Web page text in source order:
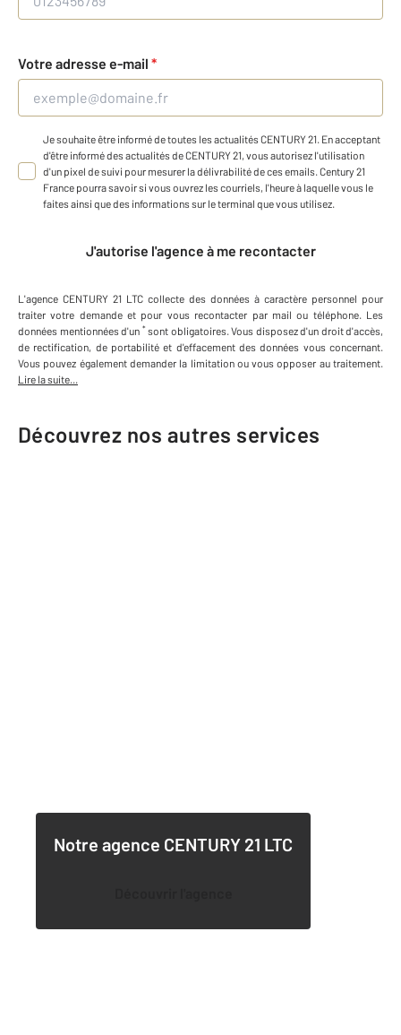
Votre adresse e-mail *
Je souhaite être informé de toutes les actualités CENTURY 21. En acceptant
d'être informé des actualités de CENTURY 21, vous autorisez l'utilisation
d'un pixel de suivi pour mesurer la délivrabilité de ces emails. Century 21
France pourra savoir si vous ouvrez les courriels, l'heure à laquelle vous le
faites ainsi que des informations sur le terminal que vous utilisez.
J'autorise l'agence à me recontacter
L'agence CENTURY 21 LTC collecte des données à caractère personnel pour
traiter votre demande et pour vous recontacter par mail ou téléphone. Les
données mentionnées d'un * sont obligatoires. Vous disposez d'un droit d'accès,
de rectification, de portabilité et d'effacement des données vous concernant.
Vous pouvez également demander la limitation ou vous opposer au traitement.
Lire la suite...
Découvrez nos autres services
Notre agence CENTURY 21 LTC